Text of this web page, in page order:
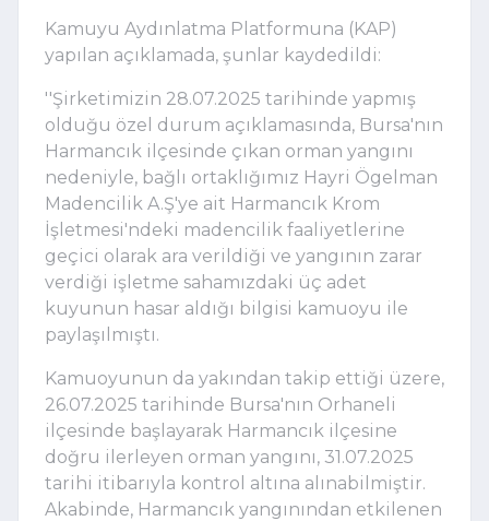
Kamuyu Aydınlatma Platformuna (KAP)
yapılan açıklamada, şunlar kaydedildi:
''Şirketimizin 28.07.2025 tarihinde yapmış
olduğu özel durum açıklamasında, Bursa'nın
Harmancık ilçesinde çıkan orman yangını
nedeniyle, bağlı ortaklığımız Hayri Ögelman
Madencilik A.Ş'ye ait Harmancık Krom
İşletmesi'ndeki madencilik faaliyetlerine
geçici olarak ara verildiği ve yangının zarar
verdiği işletme sahamızdaki üç adet
kuyunun hasar aldığı bilgisi kamuoyu ile
paylaşılmıştı.
Kamuoyunun da yakından takip ettiği üzere,
26.07.2025 tarihinde Bursa'nın Orhaneli
ilçesinde başlayarak Harmancık ilçesine
doğru ilerleyen orman yangını, 31.07.2025
tarihi itibarıyla kontrol altına alınabilmiştir.
Akabinde, Harmancık yangınından etkilenen